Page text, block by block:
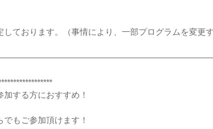
ております。（事情により、一部プログラムを変更
する方におすすめ！
もご参加頂けます！